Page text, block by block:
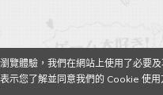
覽體驗，我們在網站上使用了必要
示您了解並同意我們的 Cookie 使用